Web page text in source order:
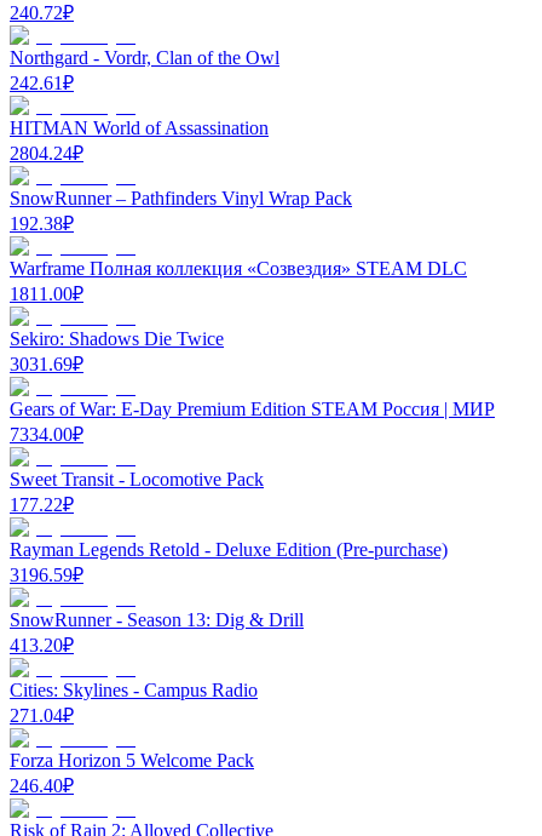
240.72₽
Northgard - Vordr, Clan of the Owl
242.61₽
HITMAN World of Assassination
2804.24₽
SnowRunner – Pathfinders Vinyl Wrap Pack
192.38₽
Warframe Полная коллекция «Созвездия» STEAM DLC
1811.00₽
Sekiro: Shadows Die Twice
3031.69₽
Gears of War: E-Day Premium Edition STEAM Россия | МИР
7334.00₽
Sweet Transit - Locomotive Pack
177.22₽
Rayman Legends Retold - Deluxe Edition (Pre-purchase)
3196.59₽
SnowRunner - Season 13: Dig & Drill
413.20₽
Cities: Skylines - Campus Radio
271.04₽
Forza Horizon 5 Welcome Pack
246.40₽
Risk of Rain 2: Alloyed Collective